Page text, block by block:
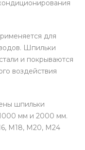
для
Шпильки
и покрываются
воздействия
шпильки
мм и 2000 мм.
М18, М20, М24